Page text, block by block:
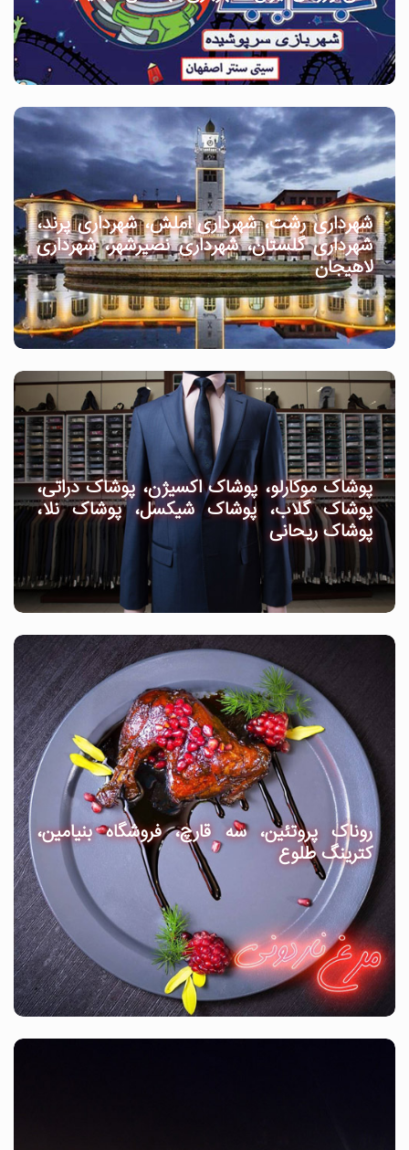
شهرداری رشت، شهرداری املش، شهرداری پرند،
شهرداری گلستان، شهرداری نصیرشهر، شهرداری
لاهیجان
پوشاک موکارلو، پوشاک اکسیژن، پوشاک دراتی،
پوشاک گلاب، پوشاک شیکسل، پوشاک نلا،
پوشاک ریحانی
روناک پروتئین، سه قارچ، فروشگاه بنیامین،
کترینگ طلوع